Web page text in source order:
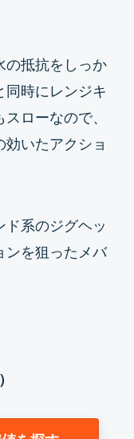
の抵抗をしっか
同時にレンジキ
ローなので、
効いたアクショ
ド系のジグヘッ
ンを狙ったメバ